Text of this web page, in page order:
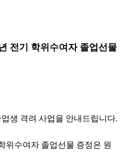
전기 학위수여자 졸업선물
생 격려 사업을 안내드립니다.
위수여자 졸업선물 증정은 원